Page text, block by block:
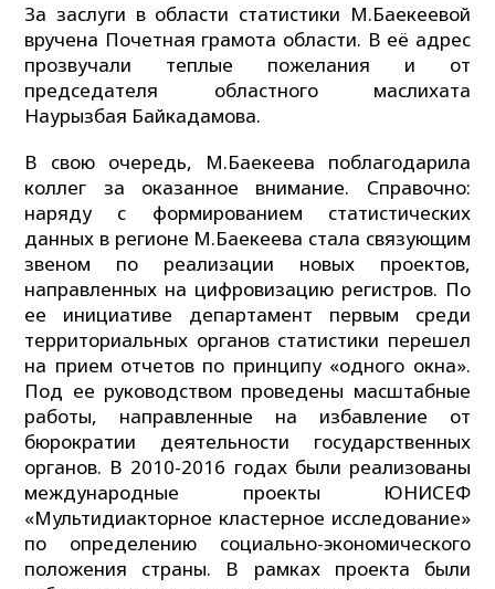
За заслуги в области статистики М.Баекеевой
вручена Почетная грамота области. В её адрес
прозвучали теплые пожелания и от
председателя областного маслихата
Наурызбая Байкадамова.
В свою очередь, М.Баекеева поблагодарила
коллег за оказанное внимание. Справочно:
наряду с формированием статистических
данных в регионе М.Баекеева стала связующим
звеном по реализации новых проектов,
направленных на цифровизацию регистров. По
ее инициативе департамент первым среди
территориальных органов статистики перешел
на прием отчетов по принципу «одного окна».
Под ее руководством проведены масштабные
работы, направленные на избавление от
бюрократии деятельности государственных
органов. В 2010-2016 годах были реализованы
международные проекты ЮНИСЕФ
«Мультидиакторное кластерное исследование»
по определению социально-экономического
положения страны. В рамках проекта были